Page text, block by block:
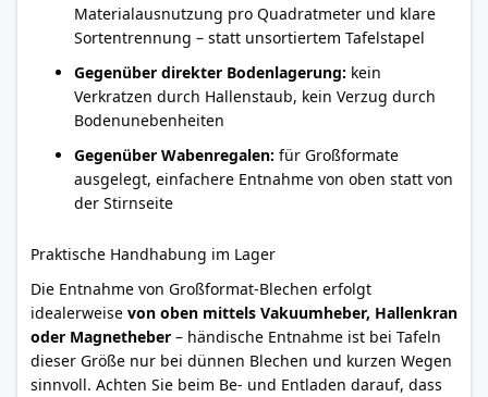
Materialausnutzung pro Quadratmeter und klare
Sortentrennung – statt unsortiertem Tafelstapel
Gegenüber direkter Bodenlagerung: kein
Verkratzen durch Hallenstaub, kein Verzug durch
Bodenunebenheiten
Gegenüber Wabenregalen: für Großformate
ausgelegt, einfachere Entnahme von oben statt von
der Stirnseite
Praktische Handhabung im Lager
Die Entnahme von Großformat-Blechen erfolgt
idealerweise von oben mittels Vakuumheber, Hallenkran
oder Magnetheber – händische Entnahme ist bei Tafeln
dieser Größe nur bei dünnen Blechen und kurzen Wegen
sinnvoll. Achten Sie beim Be- und Entladen darauf, dass